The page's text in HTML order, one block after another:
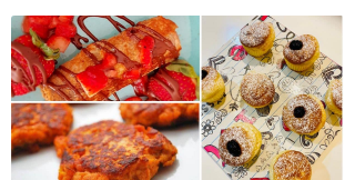
קורונה טבעונות